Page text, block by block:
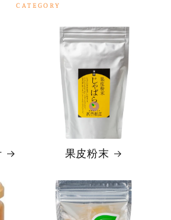
CATEGORY
果皮粉末